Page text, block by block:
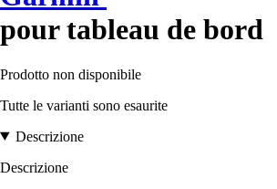
pour tableau de bord
Prodotto non disponibile
Tutte le varianti sono esaurite
Descrizione
Descrizione